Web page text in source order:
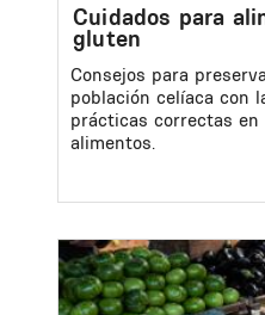
Cuidados para
gluten
Consejos para
población celíaca con
prácticas correctas
alimentos.
Image